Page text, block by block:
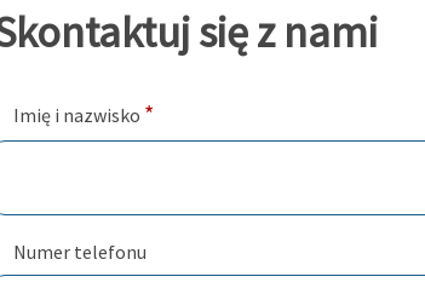
się z nami
Imię i nazwisko *
Numer telefonu